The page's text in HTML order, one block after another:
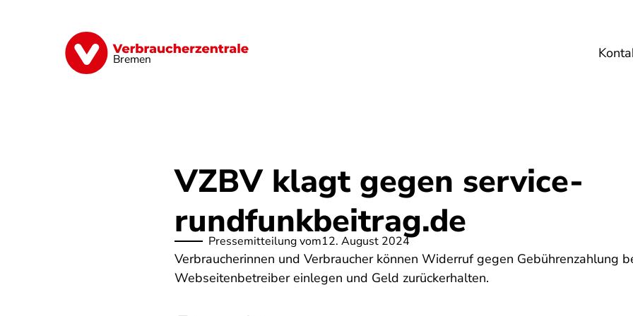
Bremen
Finanzen Digitales Lebensmittel
VZBV klagt gegen service-
rundfunkbeitrag.de
Pressemitteilung vom12. August 2024
Verbraucherinnen und Verbraucher können Widerruf gegen Gebührenzahlung
Webseitenbetreiber einlegen und Geld zurückerhalten.